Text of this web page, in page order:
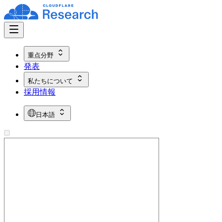
重点分野
発表
私たちについて
採用情報
日本語